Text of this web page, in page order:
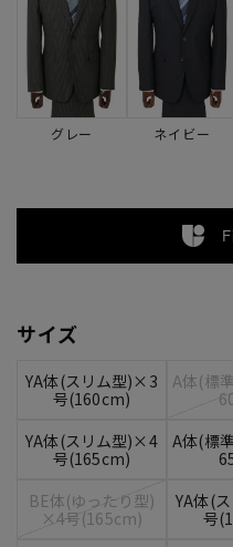
グレー ネイビー
サイズ
YA体(スリム型)×3
号(160cm)
A体(標
YA体(スリム型)×4
号(165cm)
A体(標
BE体(ゆったり型)
×4号(165cm)
YA体(
号